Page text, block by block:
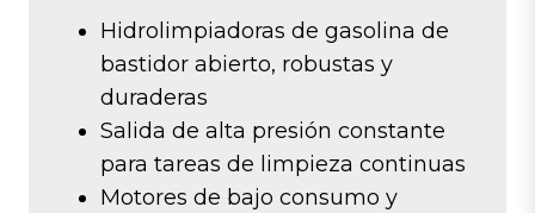
Hidrolimpiadoras de gasolina de
bastidor abierto, robustas y
duraderas
Salida de alta presión constante
para tareas de limpieza continuas
Motores de bajo consumo y